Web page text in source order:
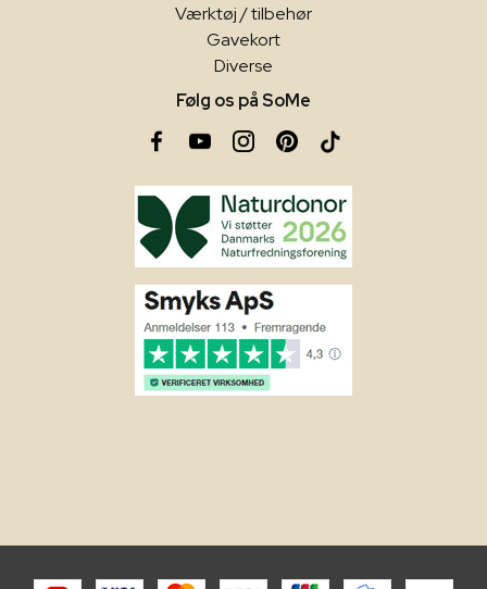
Værktøj / tilbehør
Gavekort
Diverse
Følg os på SoMe